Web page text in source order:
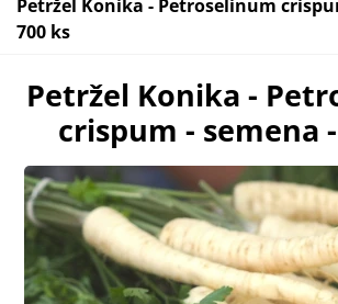
Petržel Konika - Petroselinum
700 ks
Petržel Konika -
crispum - semena